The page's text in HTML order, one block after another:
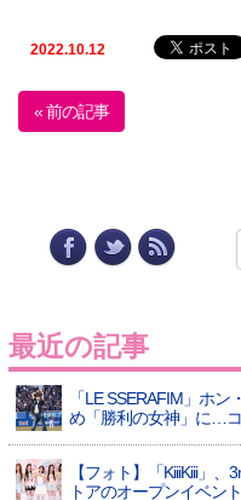
2022.10.12
« 前の記事
最近の記事
「LE SSERAFIM」ホ
め「勝利の女神」に…
【フォト】「KiiiKiii」
トアのオープンイベン